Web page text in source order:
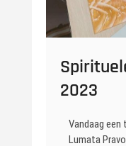
2023
Vandaag een
Lumata